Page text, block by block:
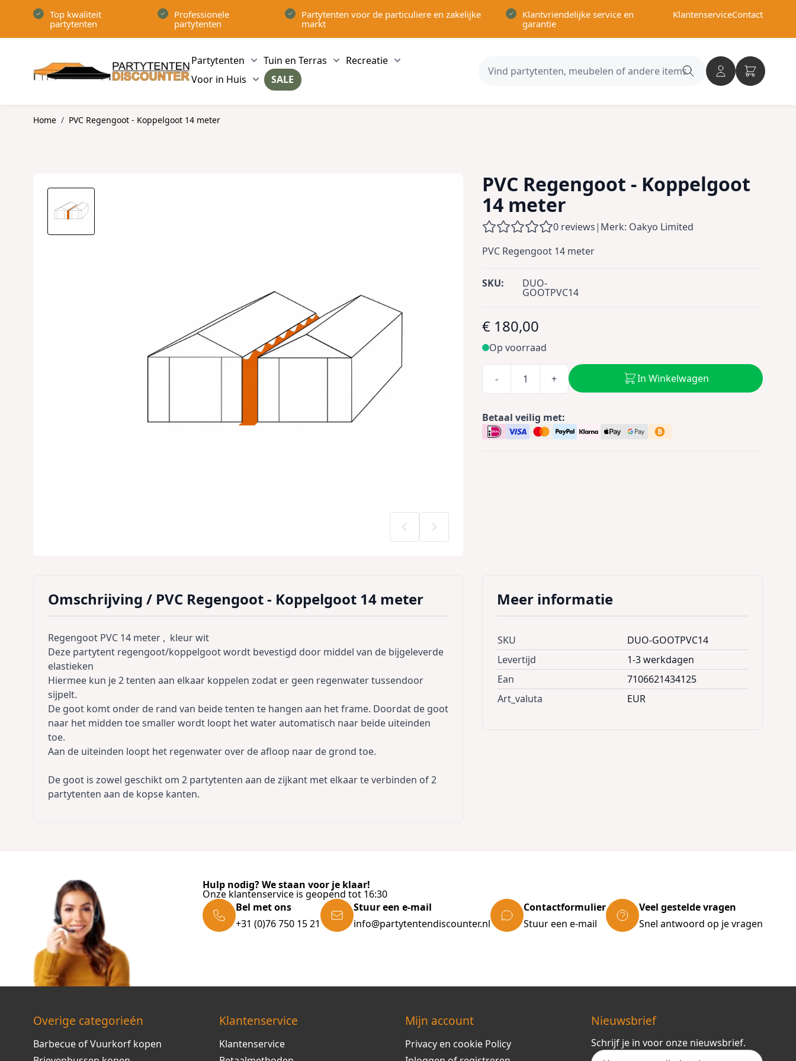
Top kwaliteit
partytenten
Professionele
partytenten
Partytenten voor de particuliere en zakelijke
markt
Klantvriendelijke service en
garantie
KlantenserviceContact
Partytenten
Show submenu for Partytenten category
Tuin en Terras
Show submenu for Tuin en Terras category
Recreatie
Show submenu for Recreatie category
Voor in Huis
Show submenu for Voor in Huis category
SALE
Search
Home / PVC Regengoot - Koppelgoot 14 meter
PVC Regengoot - Koppelgoot
14 meter
0 reviews| Merk: Oakyo Limited
PVC Regengoot 14 meter
SKU: DUO-
GOOTPVC14
€ 180,00
Op voorraad
- + In Winkelwagen
Betaal veilig met:
Omschrijving / PVC Regengoot - Koppelgoot 14 meter
Regengoot PVC 14 meter , kleur wit
Deze partytent regengoot/koppelgoot wordt bevestigd door middel van de bijgeleverde
elastieken
Hiermee kun je 2 tenten aan elkaar koppelen zodat er geen regenwater tussendoor
sijpelt.
De goot komt onder de rand van beide tenten te hangen aan het frame. Doordat de goot
naar het midden toe smaller wordt loopt het water automatisch naar beide uiteinden
toe.
Aan de uiteinden loopt het regenwater over de afloop naar de grond toe.
De goot is zowel geschikt om 2 partytenten aan de zijkant met elkaar te verbinden of 2
partytenten aan de kopse kanten.
Meer informatie
SKU
DUO-GOOTPVC14
Levertijd
1-3 werkdagen
Ean
7106621434125
Art_valuta
EUR
Hulp nodig? We staan voor je klaar!
Onze klantenservice is geopend tot 16:30
Bel met ons
+31 (0)76 750 15 21
Stuur een e-mail
info@partytentendiscounter.nl
Contactformulier
Stuur een e-mail
Veel gestelde vragen
Snel antwoord op je vragen
Overige categorieén
Barbecue of Vuurkorf kopen
Klantenservice
Klantenservice
Mijn account
Privacy en cookie Policy
Nieuwsbrief
Schrijf je in voor onze nieuwsbrief.
E-mail adres